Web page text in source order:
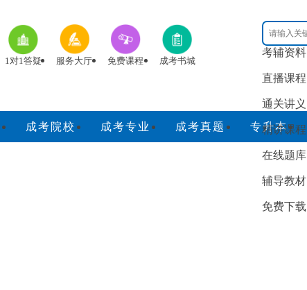
1对1答疑 服务大厅 免费课程 成考书城
考辅资料
直播课程
通关讲义
精讲课程
在线题库
辅导教材
免费下载
成考院校 成考专业 成考真题 专升本